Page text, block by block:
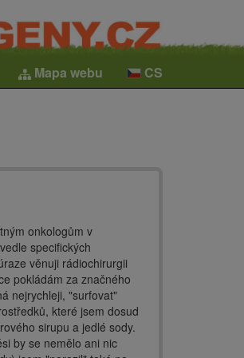
Mapa webu CS
onkologům v
specifických
věnuji rádiochirurgii
pokládám za značného
nejrychleji, "surfovat"
které jsem dosud
sirupu a jedlé sody.
by se nemělo ani nic